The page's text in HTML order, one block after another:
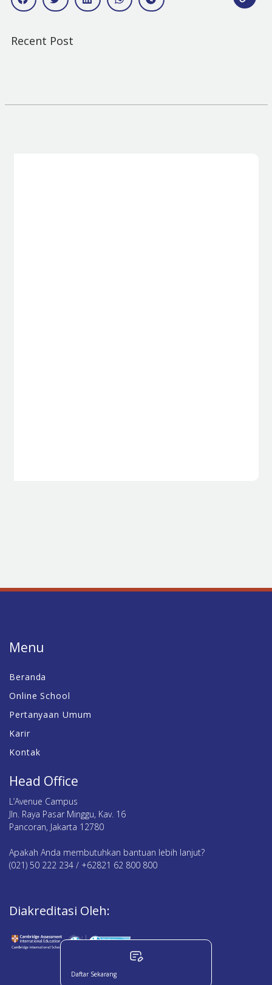
Recent Post
Menu
Beranda
Online School
Pertanyaan Umum
Karir
Kontak
Head Office
L’Avenue Campus
Jln. Raya Pasar Minggu, Kav. 16
Pancoran, Jakarta 12780
Apakah Anda membutuhkan bantuan lebih lanjut?
(021) 50 222 234 / +62821 62 800 800
Diakreditasi Oleh:
Daftar Sekarang